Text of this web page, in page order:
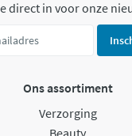
direct in voor onze
Ons assortiment
Verzorging